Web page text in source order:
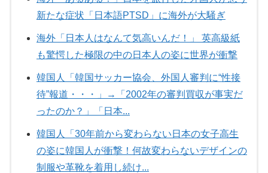
新たな症状「日本語PTSD」に海外が大騒ぎ
海外「日本人はなんて気高いんだ！」 英高級紙
も驚愕した極限の中の日本人の姿に世界が衝撃
韓国人「韓国サッカー協会、外国人審判に“性接
待”報道・・・」→「2002年の審判買収が事実だ
ったのか？」「日本...
韓国人「30年前から変わらない日本の女子高生
の姿に韓国人が衝撃！何故変わらないデザインの
制服や革靴を着用し続け...